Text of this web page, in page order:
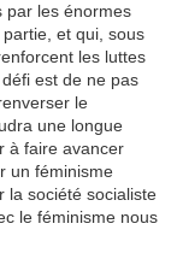
par les énormes
et qui, sous
les luttes
est de ne pas
le
une longue
à faire avancer
un féminisme
la société socialiste
le féminisme nous